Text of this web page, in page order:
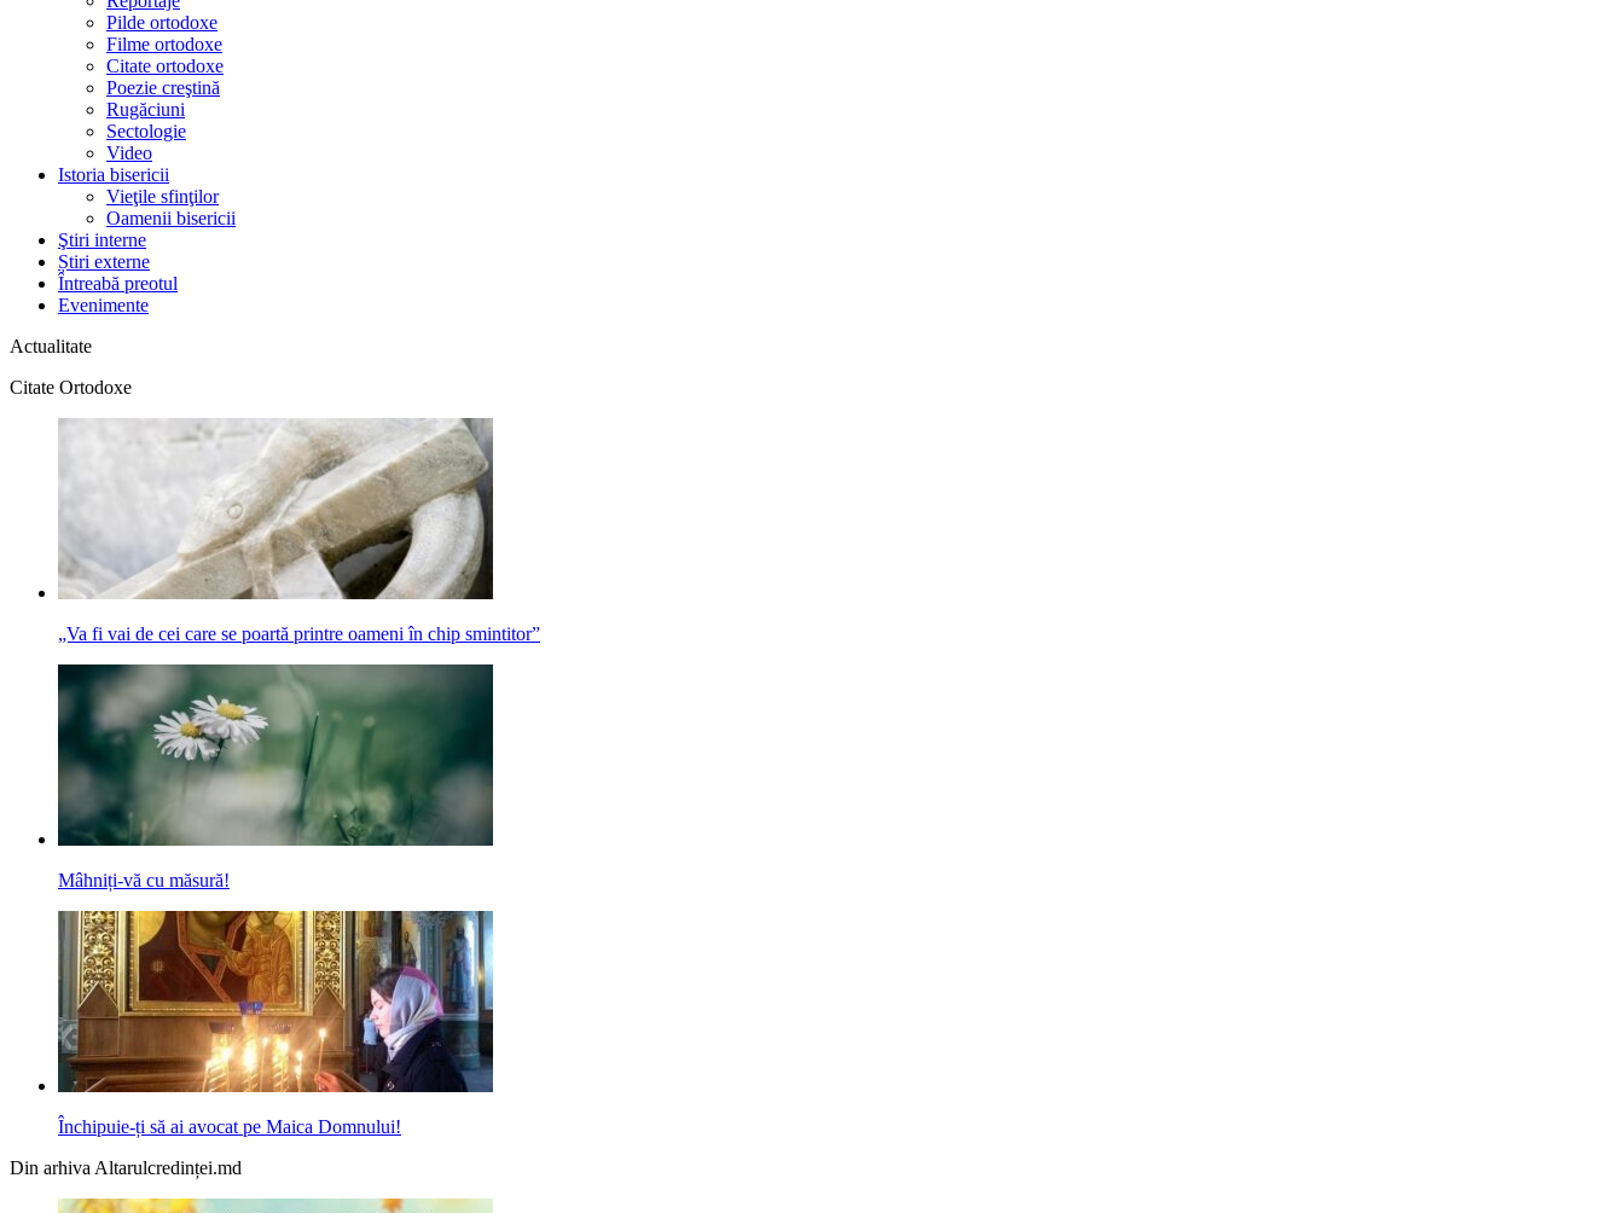
Pilde ortodoxe
Filme ortodoxe
Citate ortodoxe
Poezie creştină
Rugăciuni
Sectologie
Video
Istoria bisericii
Vieţile sfinţilor
Oamenii bisericii
Ştiri interne
Știri externe
Întreabă preotul
Evenimente
Actualitate
Citate Ortodoxe
„Va fi vai de cei care se poartă printre oameni în chip smintitor”
Mâhniți-vă cu măsură!
Închipuie-ți să ai avocat pe Maica Domnului!
Din arhiva Altarulcredinței.md